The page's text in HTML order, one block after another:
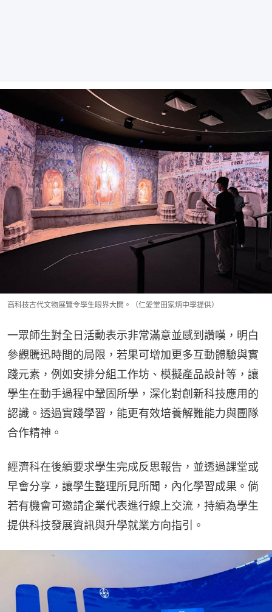
高科技古代文物展覽令學生眼界大開。（仁愛堂田家炳中學提供）
一眾師生對全日活動表示非常滿意並感到讚嘆，明白
參觀騰迅時間的局限，若果可增加更多互動體驗與實
踐元素，例如安排分組工作坊、模擬產品設計等，讓
學生在動手過程中鞏固所學，深化對創新科技應用的
認識。透過實踐學習，能更有效培養解難能力與團隊
合作精神。
經濟科在後續要求學生完成反思報告，並透過課堂或
早會分享，讓學生整理所見所聞，內化學習成果。倘
若有機會可邀請企業代表進行線上交流，持續為學生
提供科技發展資訊與升學就業方向指引。